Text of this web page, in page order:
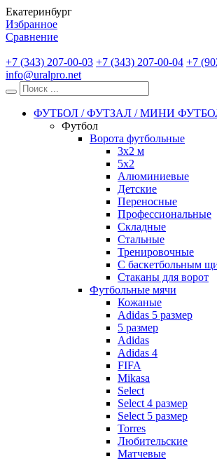
Екатеринбург
Избранное
Сравнение
+7 (343) 207-00-03 +7 (343) 207-00-04 +7
info@uralpro.net
ФУТБОЛ / ФУТЗАЛ / МИНИ
Футбол
Ворота футбольные
3х2 м
5х2
Алюминиевые
Детские
Переносные
Профессиональные
Складные
Стальные
Тренировочные
С баскетбольным
Стаканы для ворот
Футбольные мячи
Кожаные
Adidas 5 размер
5 размер
Adidas
Adidas 4
FIFA
Mikasa
Select
Select 4 размер
Select 5 размер
Torres
Любительские
Матчевые